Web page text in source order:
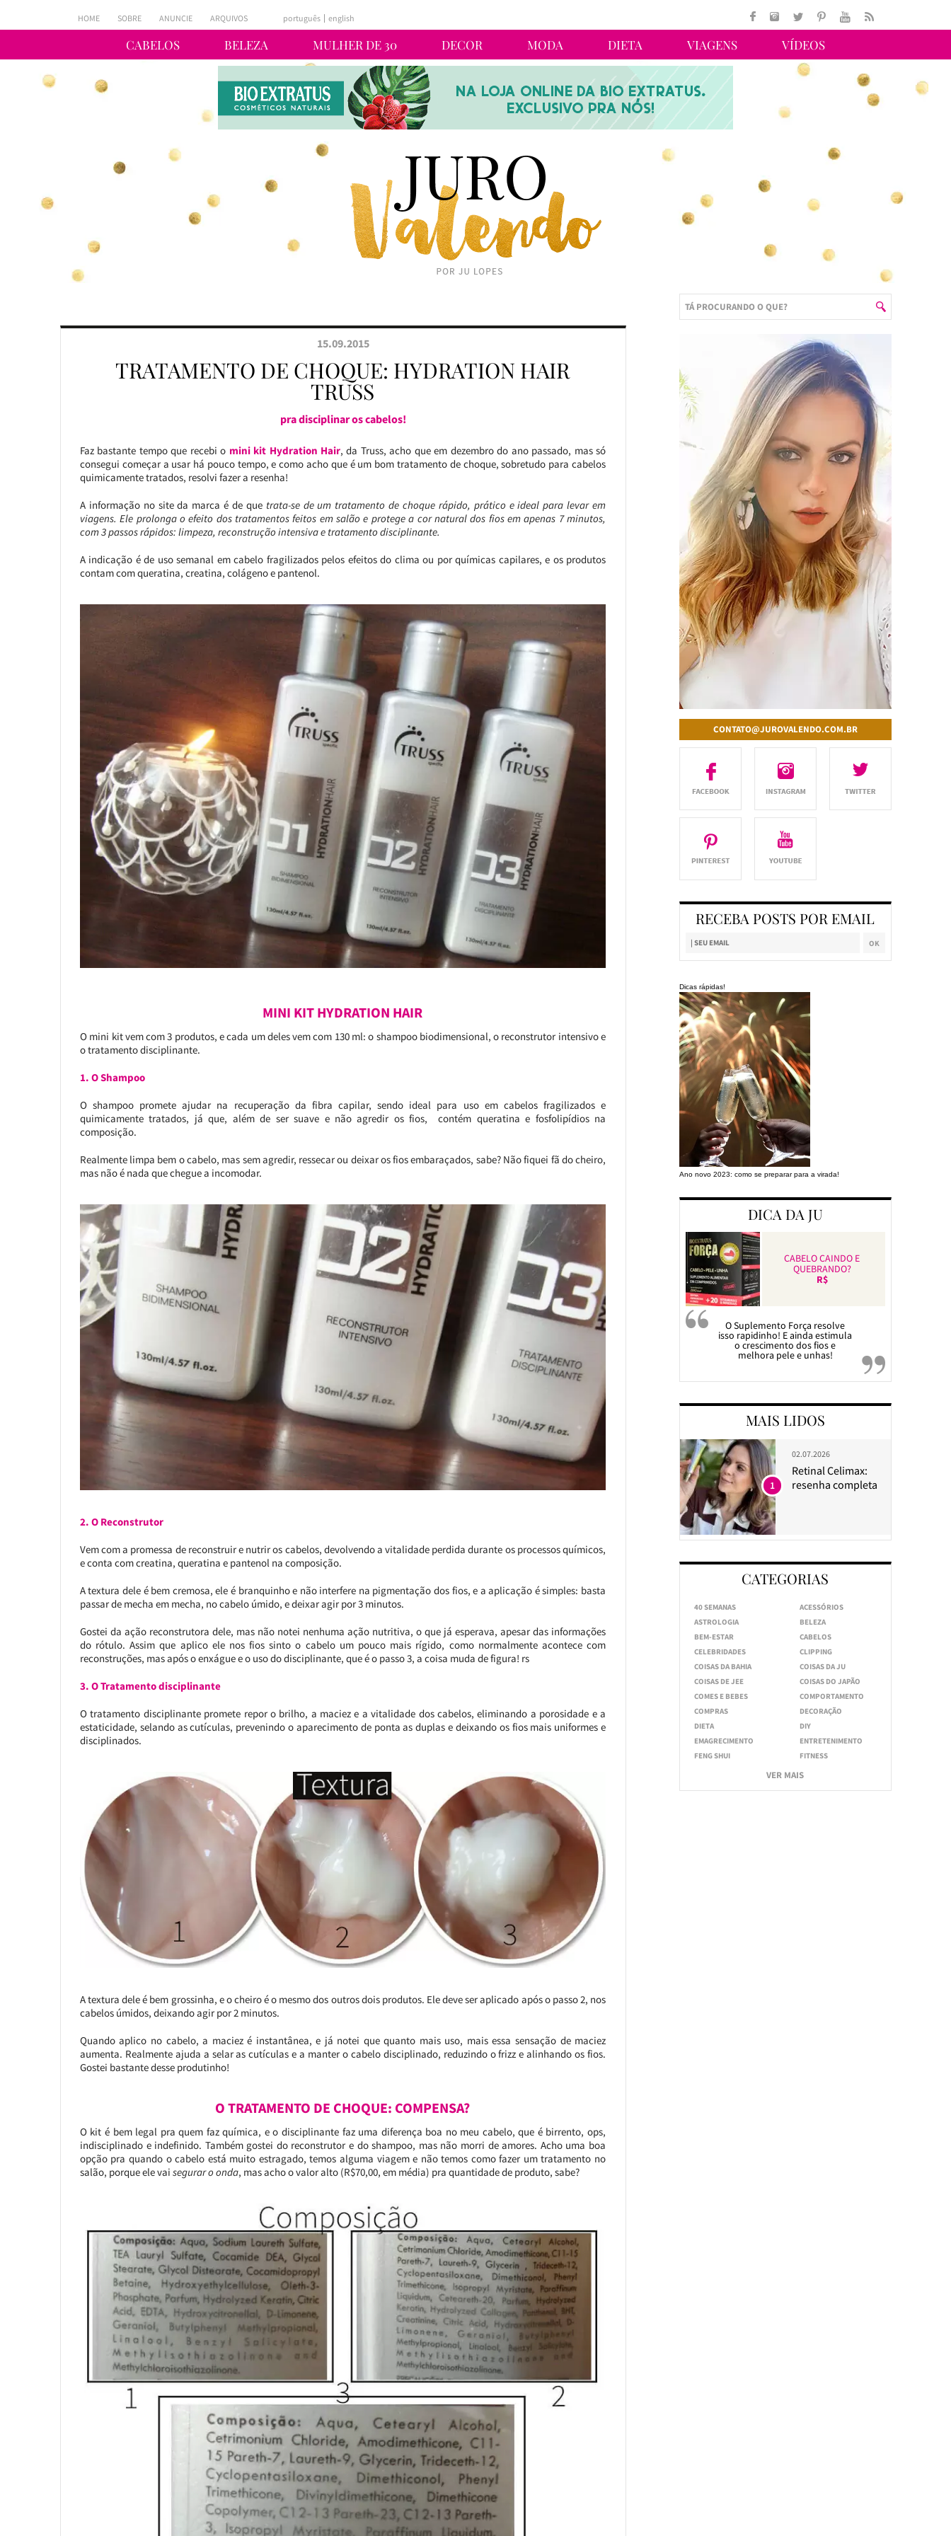
CABELOS BELEZA MULHER DE 30 DECOR MODA DIETA VIAGENS VÍDEOS
HOME SOBRE ANUNCIE ARQUIVOS português english
15.09.2015
TRATAMENTO DE CHOQUE: HYDRATION HAIR
TRUSS
pra disciplinar os cabelos!
Faz bastante tempo que recebi o mini kit Hydration Hair, da Truss, acho que em dezembro do ano passado, mas só
consegui começar a usar há pouco tempo, e como acho que é um bom tratamento de choque, sobretudo para cabelos
quimicamente tratados, resolvi fazer a resenha!
A informação no site da marca é de que trata-se de um tratamento de choque rápido, prático e ideal para levar em
viagens. Ele prolonga o efeito dos tratamentos feitos em salão e protege a cor natural dos fios em apenas 7 minutos,
com 3 passos rápidos: limpeza, reconstrução intensiva e tratamento disciplinante.
A indicação é de uso semanal em cabelo fragilizados pelos efeitos do clima ou por químicas capilares, e os produtos
contam com queratina, creatina, colágeno e pantenol.
MINI KIT HYDRATION HAIR
O mini kit vem com 3 produtos, e cada um deles vem com 130 ml: o shampoo biodimensional, o reconstrutor intensivo e
o tratamento disciplinante.
1. O Shampoo
O shampoo promete ajudar na recuperação da fibra capilar, sendo ideal para uso em cabelos fragilizados e
quimicamente tratados, já que, além de ser suave e não agredir os fios, contém queratina e fosfolipídios na
composição.
Realmente limpa bem o cabelo, mas sem agredir, ressecar ou deixar os fios embaraçados, sabe? Não fiquei fã do cheiro,
mas não é nada que chegue a incomodar.
2. O Reconstrutor
Vem com a promessa de reconstruir e nutrir os cabelos, devolvendo a vitalidade perdida durante os processos químicos,
e conta com creatina, queratina e pantenol na composição.
A textura dele é bem cremosa, ele é branquinho e não interfere na pigmentação dos fios, e a aplicação é simples: basta
passar de mecha em mecha, no cabelo úmido, e deixar agir por 3 minutos.
Gostei da ação reconstrutora dele, mas não notei nenhuma ação nutritiva, o que já esperava, apesar das informações
do rótulo. Assim que aplico ele nos fios sinto o cabelo um pouco mais rígido, como normalmente acontece com
reconstruções, mas após o enxágue e o uso do disciplinante, que é o passo 3, a coisa muda de figura! rs
3. O Tratamento disciplinante
O tratamento disciplinante promete repor o brilho, a maciez e a vitalidade dos cabelos, eliminando a porosidade e a
estaticidade, selando as cutículas, prevenindo o aparecimento de ponta as duplas e deixando os fios mais uniformes e
disciplinados.
A textura dele é bem grossinha, e o cheiro é o mesmo dos outros dois produtos. Ele deve ser aplicado após o passo 2, nos
cabelos úmidos, deixando agir por 2 minutos.
Quando aplico no cabelo, a maciez é instantânea, e já notei que quanto mais uso, mais essa sensação de maciez
aumenta. Realmente ajuda a selar as cutículas e a manter o cabelo disciplinado, reduzindo o frizz e alinhando os fios.
Gostei bastante desse produtinho!
O TRATAMENTO DE CHOQUE: COMPENSA?
O kit é bem legal pra quem faz química, e o disciplinante faz uma diferença boa no meu cabelo, que é birrento, ops,
indisciplinado e indefinido. Também gostei do reconstrutor e do shampoo, mas não morri de amores. Acho uma boa
opção pra quando o cabelo está muito estragado, temos alguma viagem e não temos como fazer um tratamento no
salão, porque ele vai segurar o onda, mas acho o valor alto (R$70,00, em média) pra quantidade de produto, sabe?
CONTATO@JUROVALENDO.COM.BR
RECEBA POSTS POR EMAIL
Dicas rápidas!
Ano novo 2023: como se preparar para a virada!
DICA DA JU
CABELO CAINDO E
QUEBRANDO?
R$
O Suplemento Força resolve
isso rapidinho! E ainda estimula
o crescimento dos fios e
melhora pele e unhas!
MAIS LIDOS
02.07.2026
Retinal Celimax:
resenha completa
1
CATEGORIAS
40 SEMANAS
ACESSÓRIOS
ASTROLOGIA
BELEZA
BEM-ESTAR
CABELOS
CELEBRIDADES
CLIPPING
COISAS DA BAHIA
COISAS DA JU
COISAS DE JEE
COISAS DO JAPÃO
COMES E BEBES
COMPORTAMENTO
COMPRAS
DECORAÇÃO
DIETA
DIY
EMAGRECIMENTO
ENTRETENIMENTO
FENG SHUI
FITNESS
VER MAIS